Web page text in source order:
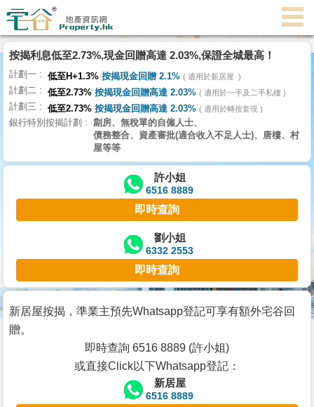
理
主
頁
搵
樓/
交
業
主
宅
谷
按
按揭利息低至2.73%,現金回贈高達 2.03%,保證全城最高！
計劃一 低至H+1.3% 按揭現金回贈 2.1% 適用於新居屋
計劃二 低至2.73% 按揭現金回贈高達 2.03% 適用於一手及二手私樓
計劃三 低至2.73% 按揭現金回贈高達 2.03% 適用於轉按套現
銀行特別按揭計劃
劏房、無稅單的自僱人士、
債務整合、資產審批(適合收入不足人士)、唐樓、村
屋等等
許小姐
6516 8889
即時查詢
劉小姐
6332 2553
即時查詢
新居屋按揭，準業主預先Whatsapp登記可享有額外宅谷回
贈。
即時查詢 6516 8889 (許小姐)
或直接Click以下Whatsapp登記：
新居屋
6516 8889